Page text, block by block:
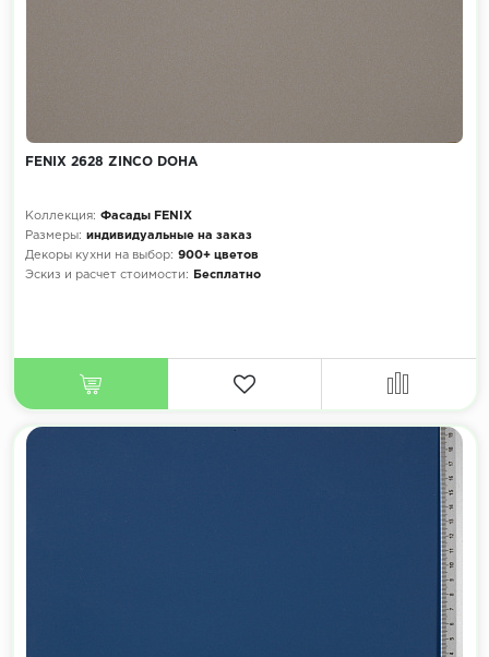
FENIX 2628 ZINCO DOHA
Коллекция: Фасады FENIX
Размеры: индивидуальные на заказ
Декоры кухни на выбор: 900+ цветов
Эскиз и расчет стоимости:
Бесплатно